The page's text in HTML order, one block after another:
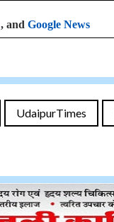
, and Google News
UdaipurTimes